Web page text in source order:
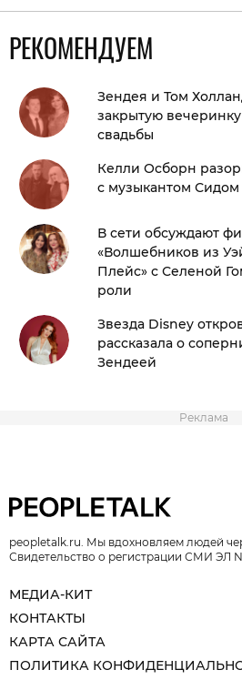
РЕКОМЕНДУЕМ
Зендея и Том
закрытую вечеринку
свадьбы
Келли Осборн
с музыкантом
В сети обсуждают
«Волшебников из
Плейс» с Селеной
роли
Звезда Disney
рассказала о
Зендеей
Реклама
peopletalk.ru. Мы вдохновляем людей
Свидетельство о регистрации СМИ ЭЛ
МЕДИА-КИТ
КОНТАКТЫ
КАРТА САЙТА
ПОЛИТИКА